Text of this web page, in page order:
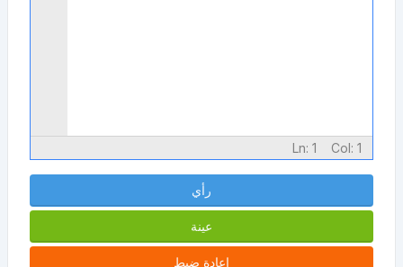
Ln: 1 Col: 1
رأي
عينة
إعادة ضبط